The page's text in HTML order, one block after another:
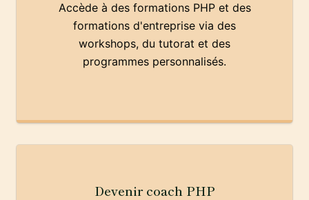
Accède à des formations PHP et des
formations d'entreprise via des
workshops, du tutorat et des
programmes personnalisés.
Devenir coach PHP